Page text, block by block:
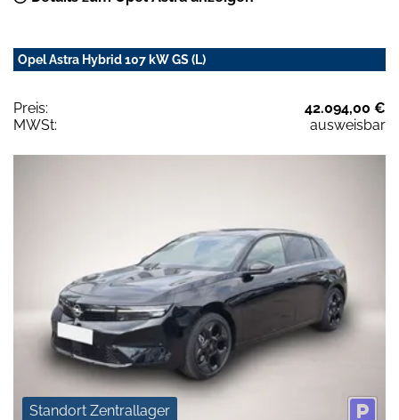
Opel Astra Hybrid 107 kW GS (L)
Preis:
42.094,00 €
MWSt:
ausweisbar
Standort Zentrallager